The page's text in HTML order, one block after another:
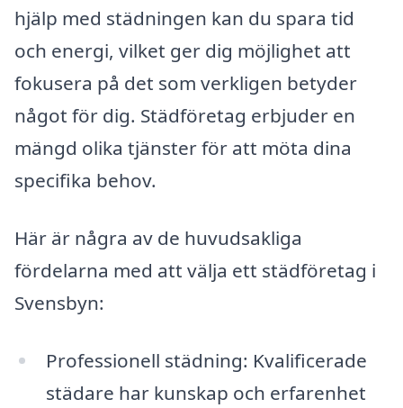
hjälp med städningen kan du spara tid
och energi, vilket ger dig möjlighet att
fokusera på det som verkligen betyder
något för dig. Städföretag erbjuder en
mängd olika tjänster för att möta dina
specifika behov.
Här är några av de huvudsakliga
fördelarna med att välja ett städföretag i
Svensbyn:
Professionell städning: Kvalificerade
städare har kunskap och erfarenhet